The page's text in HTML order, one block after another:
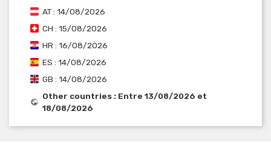
AT : 14/08/2026
CH : 15/08/2026
HR : 16/08/2026
ES : 14/08/2026
GB : 14/08/2026
Other countries : Entre 13/08/2026 et
18/08/2026